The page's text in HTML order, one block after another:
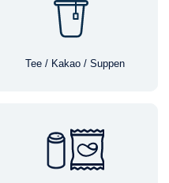
Tee / Kakao / Suppen